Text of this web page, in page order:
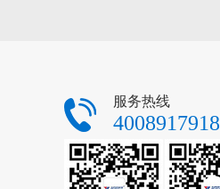
服务热线
4008917918